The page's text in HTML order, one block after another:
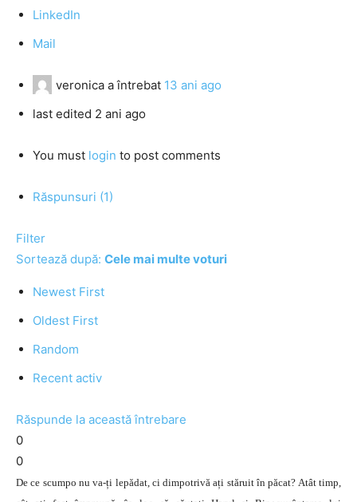
LinkedIn
Mail
veronica a întrebat 13 ani ago
last edited 2 ani ago
You must login to post comments
Răspunsuri (1)
Filter
Sortează după: Cele mai multe voturi
Newest First
Oldest First
Random
Recent activ
Răspunde la această întrebare
0
0
De ce scumpo nu va-ți lepădat, ci dimpotrivă ați stăruit în păcat? Atât timp,